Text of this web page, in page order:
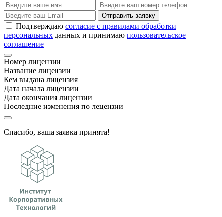
Отправить заявку
Подтверждаю согласие с правилами обработки
персональных данных и принимаю пользовательское
соглашение
Номер лицензии
Название лицензии
Кем выдана лицензия
Дата начала лицензии
Дата окончания лицензии
Последние изменения по лецензии
Спасибо, ваша заявка принята!